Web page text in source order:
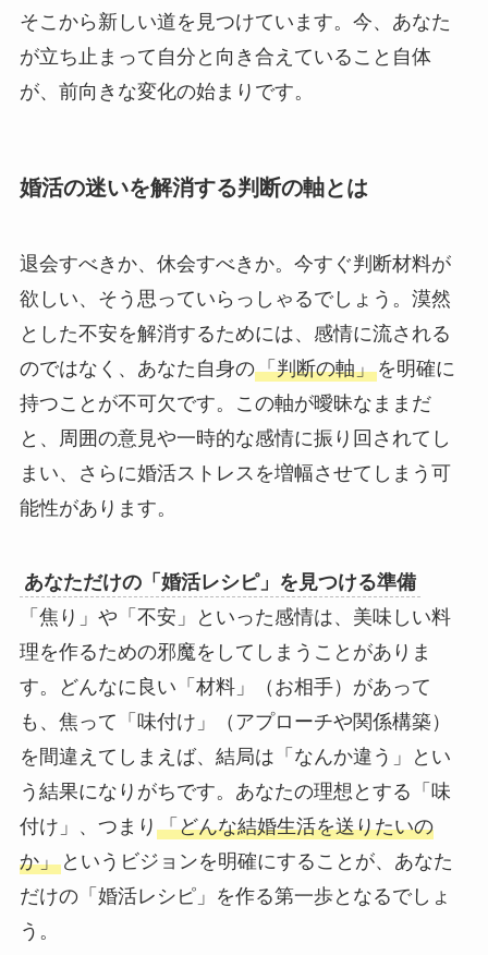
そこから新しい道を見つけています。今、あなた
が立ち止まって自分と向き合えていること自体
が、前向きな変化の始まりです。
婚活の迷いを解消する判断の軸とは
退会すべきか、休会すべきか。今すぐ判断材料が
欲しい、そう思っていらっしゃるでしょう。漠然
とした不安を解消するためには、感情に流される
のではなく、あなた自身の「判断の軸」を明確に
持つことが不可欠です。この軸が曖昧なままだ
と、周囲の意見や一時的な感情に振り回されてし
まい、さらに婚活ストレスを増幅させてしまう可
能性があります。
あなただけの「婚活レシピ」を見つける準備
「焦り」や「不安」といった感情は、美味しい料
理を作るための邪魔をしてしまうことがありま
す。どんなに良い「材料」（お相手）があって
も、焦って「味付け」（アプローチや関係構築）
を間違えてしまえば、結局は「なんか違う」とい
う結果になりがちです。あなたの理想とする「味
付け」、つまり 「どんな結婚生活を送りたいの
か」というビジョンを明確にすることが、あなた
だけの「婚活レシピ」を作る第一歩となるでしょ
う。